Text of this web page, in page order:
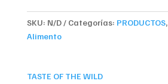
Ancient
Mountain
-
SKU: N/D Categorías: PRODUCTOS,
Alimento
TASTE OF THE WILD